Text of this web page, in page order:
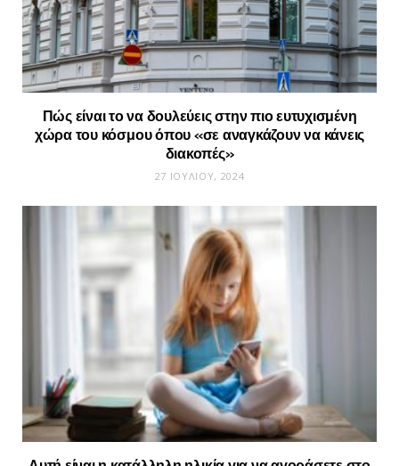
Πώς είναι το να δουλεύεις στην πιο ευτυχισμένη
χώρα του κόσμου όπου «σε αναγκάζουν να κάνεις
διακοπές»
27 ΙΟΥΛΊΟΥ, 2024